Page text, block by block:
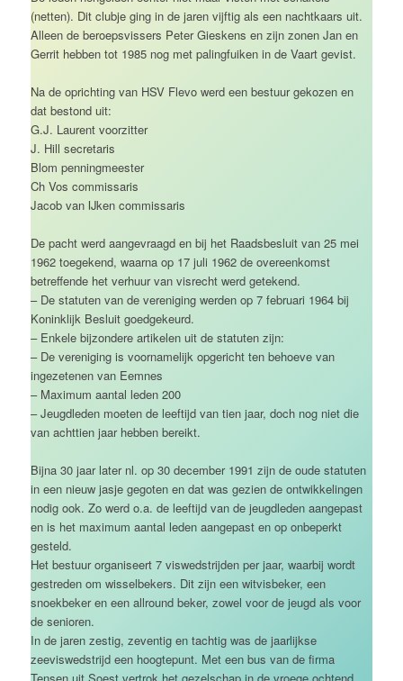
(netten). Dit clubje ging in de jaren vijftig als een nachtkaars uit.
Alleen de beroepsvissers Peter Gieskens en zijn zonen Jan en
Gerrit hebben tot 1985 nog met palingfuiken in de Vaart gevist.
Na de oprichting van HSV Flevo werd een bestuur gekozen en
dat bestond uit:
G.J. Laurent voorzitter
J. Hill secretaris
Blom penningmeester
Ch Vos commissaris
Jacob van IJken commissaris
De pacht werd aangevraagd en bij het Raadsbesluit van 25 mei
1962 toegekend, waarna op 17 juli 1962 de overeenkomst
betreffende het verhuur van visrecht werd getekend.
– De statuten van de vereniging werden op 7 februari 1964 bij
Koninklijk Besluit goedgekeurd.
– Enkele bijzondere artikelen uit de statuten zijn:
– De vereniging is voornamelijk opgericht ten behoeve van
ingezetenen van Eemnes
– Maximum aantal leden 200
– Jeugdleden moeten de leeftijd van tien jaar, doch nog niet die
van achttien jaar hebben bereikt.
Bijna 30 jaar later nl. op 30 december 1991 zijn de oude statuten
in een nieuw jasje gegoten en dat was gezien de ontwikkelingen
nodig ook. Zo werd o.a. de leeftijd van de jeugdleden aangepast
en is het maximum aantal leden aangepast en op onbeperkt
gesteld.
Het bestuur organiseert 7 viswedstrijden per jaar, waarbij wordt
gestreden om wisselbekers. Dit zijn een witvisbeker, een
snoekbeker en een allround beker, zowel voor de jeugd als voor
de senioren.
In de jaren zestig, zeventig en tachtig was de jaarlijkse
zeeviswedstrijd een hoogtepunt. Met een bus van de firma
Tensen uit Soest vertrok het gezelschap in de vroege ochtend